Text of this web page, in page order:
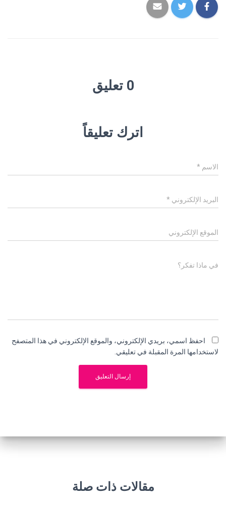
0 تعليق
اترك تعليقاً
الاسم *
البريد الإلكتروني *
الموقع الإلكتروني
في ماذا تفكر؟
احفظ اسمي، بريدي الإلكتروني، والموقع الإلكتروني في هذا المتصفح
لاستخدامها المرة المقبلة في تعليقي.
مقالات ذات صلة